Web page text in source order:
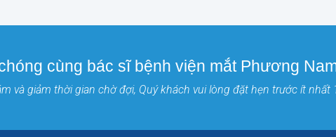
cùng bác sĩ bệnh viện mắt Phương
và giảm thời gian chờ đợi, Quý khách vui lòng đặt hẹn trước ít nhất